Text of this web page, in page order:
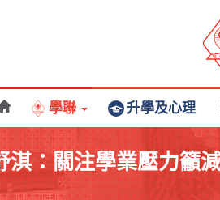
學聯 升學及心理
淇：關注學業壓力籲